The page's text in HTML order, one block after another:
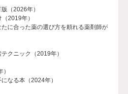
（2026年）
2019年）
に合った薬の選び方を頼れる薬剤師が
クニック（2019年）
なる本（2024年）